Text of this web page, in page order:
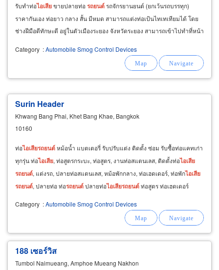
รับทำท่อไอเสียขายปลายท่อรถยนต์ รถจักรยานยนต์ (ยกเว้นรถบรรทุก)
ราคากันเอง ท่อยาว กลาง สั้น มีหมด สามารถแต่งท่อเป้นไทเทเทียมได้ โดย
ช่างฝีมือดีทักษะดี อยู่ในตัวเมืองระยอง จังหวัดระยอง สามารถเข้าไปทำที่หน้า
Category :Automobile Smog Control Devices
Surin Header
Khwang Bang Phai, Khet Bang Khae, Bangkok
10160
ท่อไอเสียรถยนต์หม้อน้ำ แบตเตอรี่ รับปรับแต่ง ติดตั้ง ซ่อม รับซื้อท่อแคทเก่า
ทุกรุ่น ท่อไอเสีย, ท่อสูตรกระบะ, ท่อสูตร, งานท่อสแตนเลส, ติดตั้งท่อไอเสีย
รถยนต์, แต่งรถ, ปลายท่อสแตนเลส, หม้อพักกลาง, ท่อเฮดเดอร์, ท่อพักไอเสีย
รถยนต์, ปลายท่อ ท่อรถยนต์ปลายท่อไอเสียรถยนต์ท่อสูตร ท่อเฮดเดอร์
Category :Automobile Smog Control Devices
188 เซอร์วิส
Tumbol Naimueang, Amphoe Mueang Nakhon